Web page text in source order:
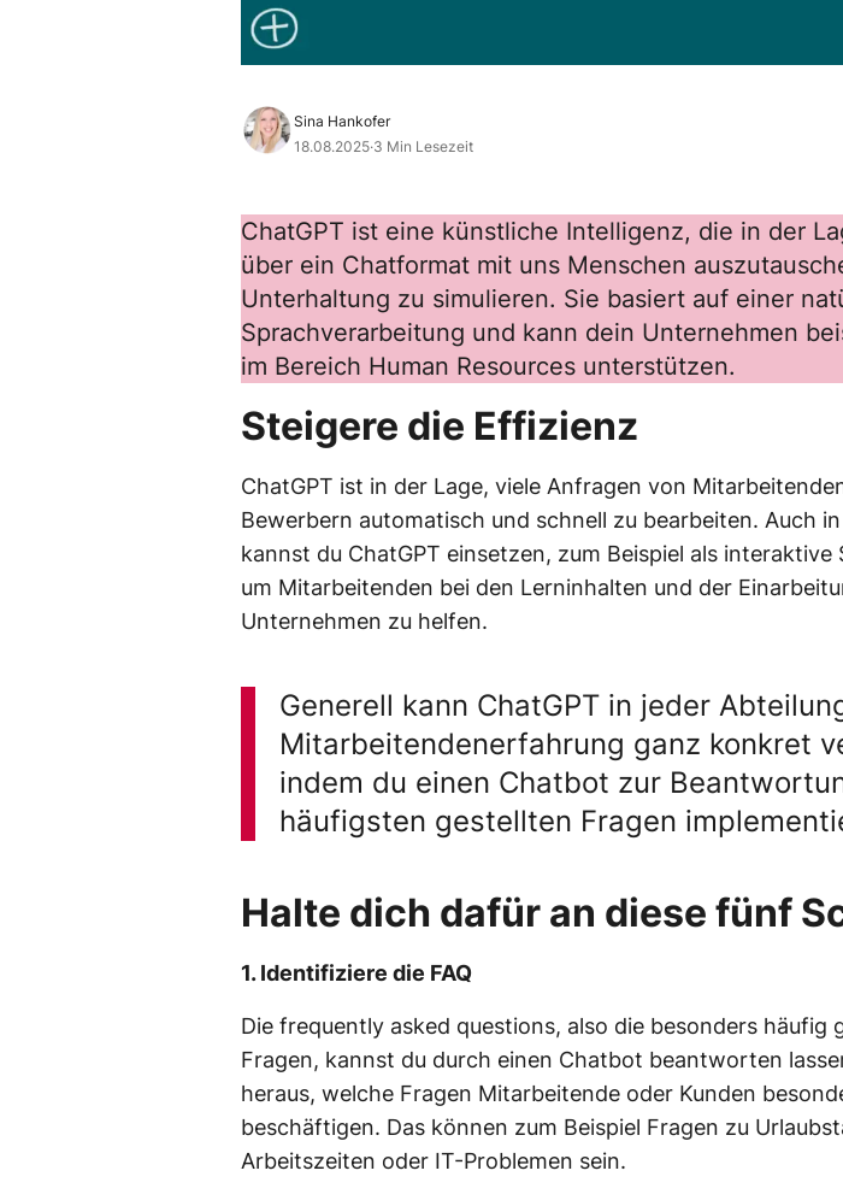
Sina Hankofer
18.08.2025·3 Min Lesezeit
ChatGPT ist eine künstliche Intelligenz, die in der
über ein Chatformat mit uns Menschen
Unterhaltung zu simulieren. Sie basiert auf einer
Sprachverarbeitung und kann dein Unternehmen
im Bereich Human Resources unterstützen.
Steigere die Effizienz
ChatGPT ist in der Lage, viele Anfragen von
Bewerbern automatisch und schnell zu bearbeiten. Auch
kannst du ChatGPT einsetzen, zum Beispiel als interaktive
um Mitarbeitenden bei den Lerninhalten und der
Unternehmen zu helfen.
Generell kann ChatGPT in jeder
Mitarbeitendenerfahrung ganz konkret
indem du einen Chatbot zur
häufigsten gestellten Fragen
Halte dich dafür an diese fünf
1. Identifiziere die FAQ
Die frequently asked questions, also die besonders häufig
Fragen, kannst du durch einen Chatbot beantworten
heraus, welche Fragen Mitarbeitende oder Kunden
beschäftigen. Das können zum Beispiel Fragen zu
Arbeitszeiten oder IT-Problemen sein.